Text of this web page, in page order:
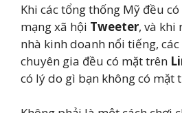
Khi các tổng thống Mỹ đều
mạng xã hội Tweeter, và khi
nhà kinh doanh nổi tiếng, các
chuyên gia đều có mặt trên
có lý do gì bạn không có mặt